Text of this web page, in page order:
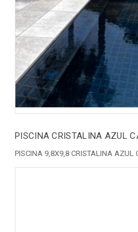
PISCINA CRISTALINA AZUL
PISCINA 9,8X9,8 CRISTALINA AZUL